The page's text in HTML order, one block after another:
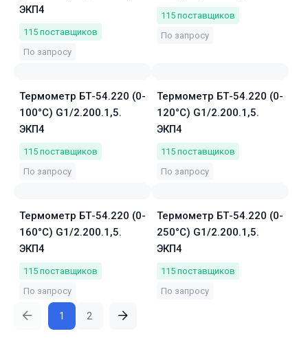
ЭКП4
115 поставщиков
По запросу
115 поставщиков
По запросу
Термометр БТ-54.220 (0-
100°C) G1/2.200.1,5.
ЭКП4
115 поставщиков
По запросу
Термометр БТ-54.220 (0-
120°C) G1/2.200.1,5.
ЭКП4
115 поставщиков
По запросу
Термометр БТ-54.220 (0-
160°C) G1/2.200.1,5.
ЭКП4
115 поставщиков
По запросу
Термометр БТ-54.220 (0-
250°C) G1/2.200.1,5.
ЭКП4
115 поставщиков
По запросу
1 2